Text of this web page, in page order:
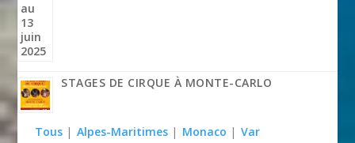
STAGES DE CIRQUE À MONTE-CARLO
Tous | Alpes-Maritimes | Monaco | Var